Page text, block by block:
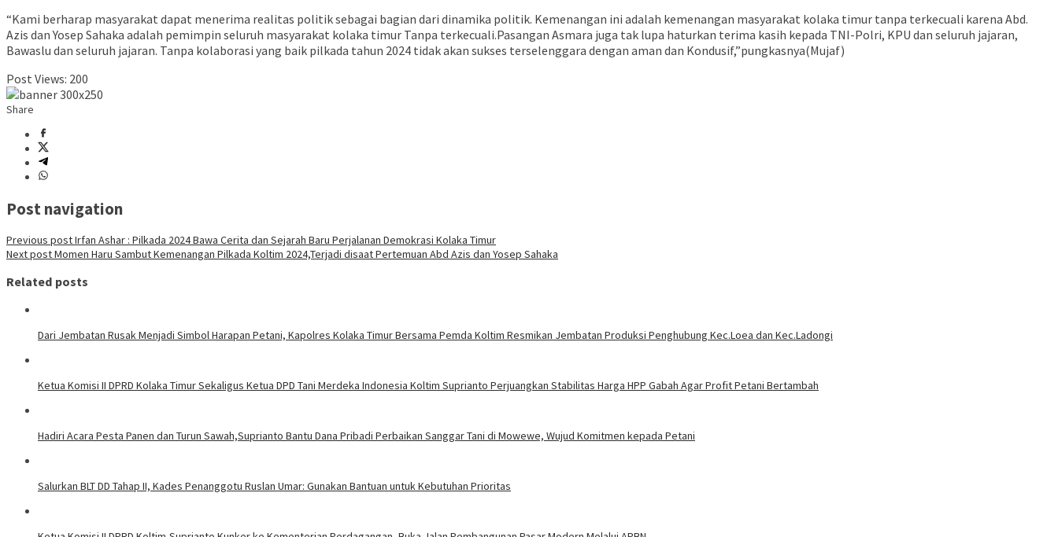
“Kami berharap masyarakat dapat menerima realitas politik sebagai bagian dari dinamika politik. Kemenangan ini adalah kemenangan masyarakat kolaka timur tanpa terkecuali karena Abd.
Azis dan Yosep Sahaka adalah pemimpin seluruh masyarakat kolaka timur Tanpa terkecuali.Pasangan Asmara juga tak lupa haturkan terima kasih kepada TNI-Polri, KPU dan seluruh jajaran,
Bawaslu dan seluruh jajaran. Tanpa kolaborasi yang baik pilkada tahun 2024 tidak akan sukses terselenggara dengan aman dan Kondusif,”pungkasnya(Mujaf)
Post Views: 200
Share
Post navigation
Previous postIrfan Ashar : Pilkada 2024 Bawa Cerita dan Sejarah Baru Perjalanan Demokrasi Kolaka Timur
Next postMomen Haru Sambut Kemenangan Pilkada Koltim 2024,Terjadi disaat Pertemuan Abd Azis dan Yosep Sahaka
Related posts
Dari Jembatan Rusak Menjadi Simbol Harapan Petani, Kapolres Kolaka Timur Bersama Pemda Koltim Resmikan Jembatan Produksi Penghubung Kec.Loea dan Kec.Ladongi
Ketua Komisi II DPRD Kolaka Timur Sekaligus Ketua DPD Tani Merdeka Indonesia Koltim Suprianto Perjuangkan Stabilitas Harga HPP Gabah Agar Profit Petani Bertambah
Hadiri Acara Pesta Panen dan Turun Sawah,Suprianto Bantu Dana Pribadi Perbaikan Sanggar Tani di Mowewe, Wujud Komitmen kepada Petani
Salurkan BLT DD Tahap II, Kades Penanggotu Ruslan Umar: Gunakan Bantuan untuk Kebutuhan Prioritas